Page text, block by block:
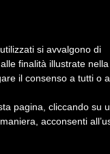
Registrazione
si avvalgono di
finalità illustrate nella
il consenso a tutti o
pagina, cliccando su
acconsenti